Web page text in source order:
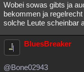
Wobei sowas gibts ja
bekommen ja
solche Leute scheinbar
BluesBreaker
@Bone02943